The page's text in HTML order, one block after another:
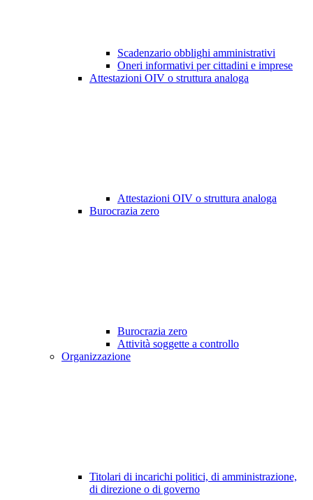
Scadenzario obblighi amministrativi
Oneri informativi per cittadini e imprese
Attestazioni OIV o struttura analoga
Attestazioni OIV o struttura analoga
Burocrazia zero
Burocrazia zero
Attività soggette a controllo
Organizzazione
Titolari di incarichi politici, di amministrazione,
di direzione o di governo